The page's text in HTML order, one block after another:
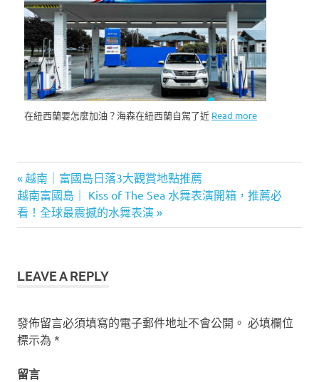
在紐西蘭要怎麼加油？海森在紐西蘭自駕了近 Read more
文
章
覽
Previous
Post:
越南｜富國島日落3大觀賞地點推薦
Next
Post:
越南富國島｜ Kiss of The Sea 水舞表演開箱，推薦必
看！全球最震撼的水舞表演
LEAVE A REPLY
發佈留言必須填寫的電子郵件地址不會公開。 必填欄位
標示為 *
留言